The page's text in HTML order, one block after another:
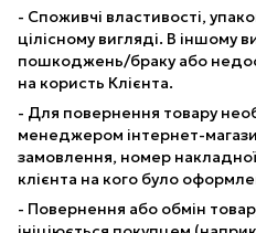
- Споживчі властивості,
цілісному вигляді. В іншому
пошкоджень/браку або
на користь Клієнта.
- Для повернення товару
менеджером інтернет-
замовлення, номер
клієнта на кого було
- Повернення або обмін